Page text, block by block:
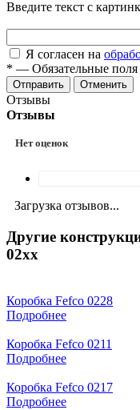
Введите текст с
Я согласен на
* — Обязательные поля
Отменить
Отзывы
Отзывы
Нет оценок
Загрузка отзывов...
Другие
02xx
Коробка Fefco 0228
Подробнее
Коробка Fefco 0211
Подробнее
Коробка Fefco 0217
Подробнее